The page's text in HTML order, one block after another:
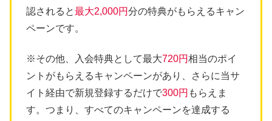
認されると最大2,000円分の特典がもらえるキャン
ペーンです。
※その他、入会特典として最大720円相当のポイ
ントがもらえるキャンペーンがあり、さらに当サ
イト経由で新規登録するだけで300円 もらえま
す。つまり、すべてのキャンペーンを達成する